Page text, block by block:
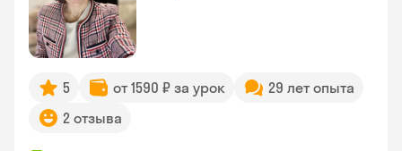
5 от 1590 ₽ за урок
29 лет опыта
2 отзыва